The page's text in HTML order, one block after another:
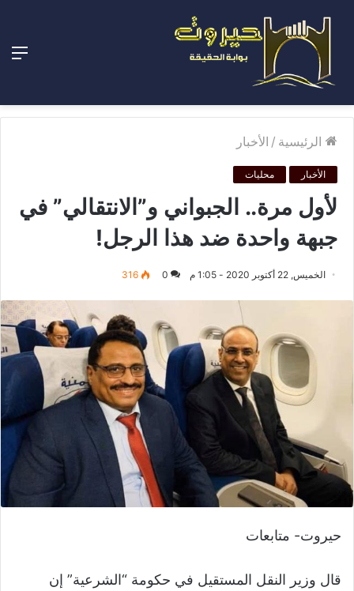
الرئيسية / الأخبار
الأخبار محليات
لأول مرة.. الجبواني و”الانتقالي” في
جبهة واحدة ضد هذا الرجل!
الخميس, 22 أكتوبر 2020 - 1:05 م 0
316
حيروت- متابعات
قال وزير النقل المستقيل في حكومة “الشرعية” إن